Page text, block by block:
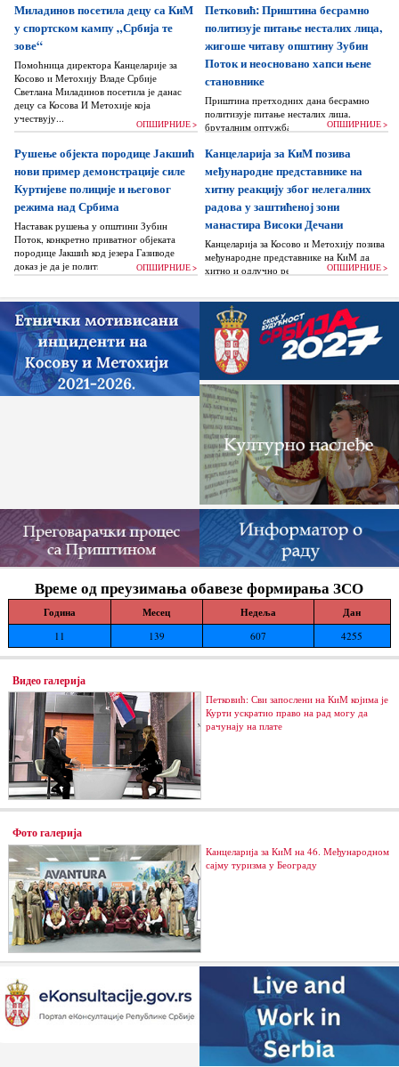
Миладинов посетила децу са КиМ
у спортском кампу „Србија те
зове“
Помоћница директора Канцеларије за
Косово и Метохију Владе Србије
Светлана Миладинов посетила је данас
децу са Косова И Метохије која
учествују...
ОПШИРНИЈЕ >
Петковић: Приштина бесрамно
политизује питање несталих лица,
жигоше читаву општину Зубин
Поток и неосновано хапси њене
становнике
Приштина претходних дана бесрамно
политизује питање несталих лица,
бруталним оптужбама на рачун Београда
жигоше...
ОПШИРНИЈЕ >
Рушење објекта породице Јакшић
нови пример демонстрације силе
Куртијеве полиције и његовог
режима над Србима
Наставак рушења у општини Зубин
Поток, конкретно приватног објеката
породице Јакшић код језера Газиводе
доказ је да је политика Аљбина Куртија...
ОПШИРНИЈЕ >
Канцеларија за КиМ позива
међународне представнике на
хитну реакцију због нелегалних
радова у заштићеној зони
манастира Високи Дечани
Канцеларија за Косово и Метохију позива
међународне представнике на КиМ да
хитно и одлучно реагују и да без
нелегалних грађевинских...
ОПШИРНИЈЕ >
Време од преузимања обавезе формирања ЗСО
Година Месец Недеља Дан
11 139 607 4255
Видео галерија
Петковић: Сви запослени на КиМ којима је
Курти ускратио право на рад могу да
рачунају на плате
Фото галерија
Канцеларија за КиМ на 46. Међународном
сајму туризма у Београду